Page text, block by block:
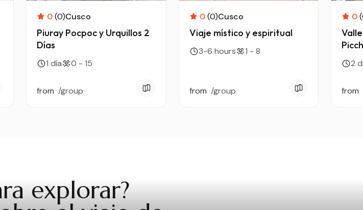
0(0)Cusco
Piuray Pocpoc y Urquillos 2
Días
1 día 0 - 15
from /group
0 (0)Cusco
Viaje místico y espiritual
3-6 hours 1 - 8
from /group
0
2
from
explorar?